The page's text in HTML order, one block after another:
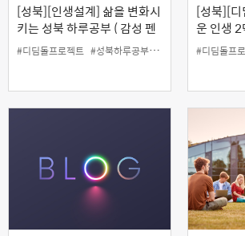
[성북][인생설계] 삶을 변화시
키는 성북 하루공부 ( 감성 펜
드로잉-당신의 순간을 기록합
니다 )
#디딤돌프로젝트 #성북하루공부 #유튜브특강 #인생
[성북][디
운 인생
림하이 '
미'(12.9)
#디딤돌프